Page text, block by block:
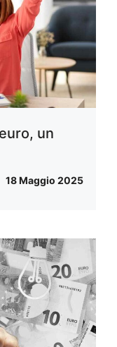
un
18 Maggio 2025